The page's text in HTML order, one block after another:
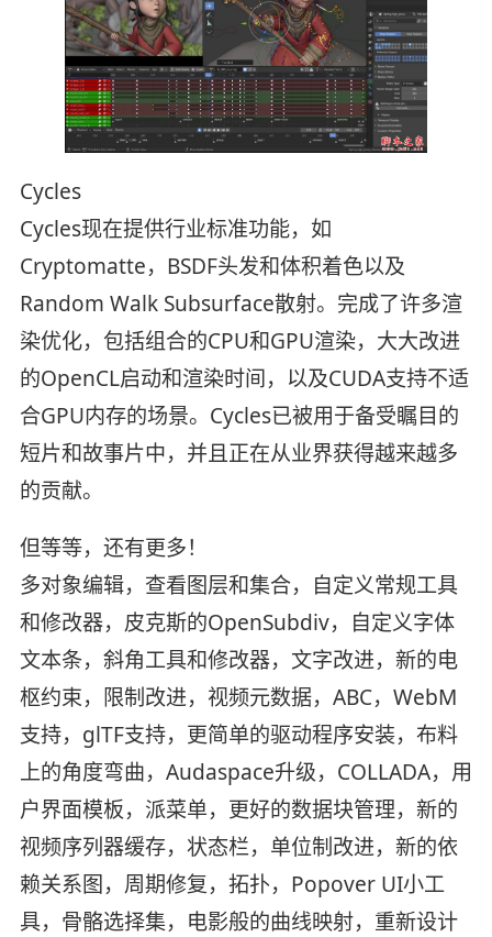
Cycles
Cycles现在提供行业标准功能，如
Cryptomatte，BSDF头发和体积着色以及
Random Walk Subsurface散射。完成了许多渲
染优化，包括组合的CPU和GPU渲染，大大改进
的OpenCL启动和渲染时间，以及CUDA支持不适
合GPU内存的场景。Cycles已被用于备受瞩目的
短片和故事片中，并且正在从业界获得越来越多
的贡献。
但等等，还有更多！
多对象编辑，查看图层和集合，自定义常规工具
和修改器，皮克斯的OpenSubdiv，自定义字体
文本条，斜角工具和修改器，文字改进，新的电
枢约束，限制改进，视频元数据，ABC，WebM
支持，glTF支持，更简单的驱动程序安装，布料
上的角度弯曲，Audaspace升级，COLLADA，用
户界面模板，派菜单，更好的数据块管理，新的
视频序列器缓存，状态栏，单位制改进，新的依
赖关系图，周期修复，拓扑，Popover UI小工
具，骨骼选择集，电影般的曲线映射，重新设计